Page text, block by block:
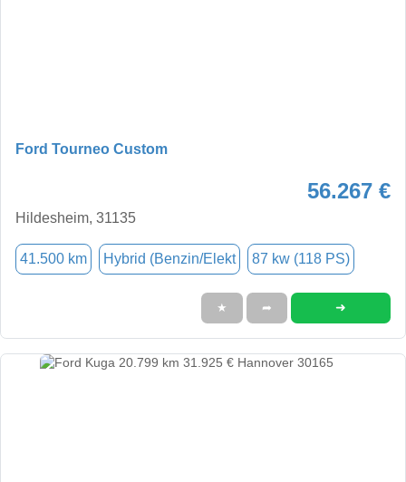
Ford Tourneo Custom
56.267 €
Hildesheim, 31135
41.500 km Hybrid (Benzin/Elekt 87 kw (118 PS)
★ ➦ ➜